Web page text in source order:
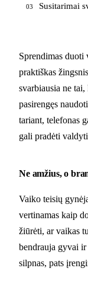
03 Susitarimai
Sprendimas duoti
praktiškas
svarbiausia ne
pasirengęs
tariant, telefonas
gali pradėti
Ne amžius, o
Vaiko teisių
vertinamas kaip
žiūrėti, ar vaikas
bendrauja gyvai
silpnas, pats